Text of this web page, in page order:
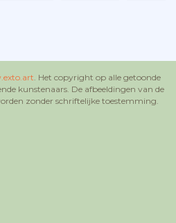
. Het copyright op alle getoonde
kunstenaars. De afbeeldingen van de
zonder schriftelijke toestemming.